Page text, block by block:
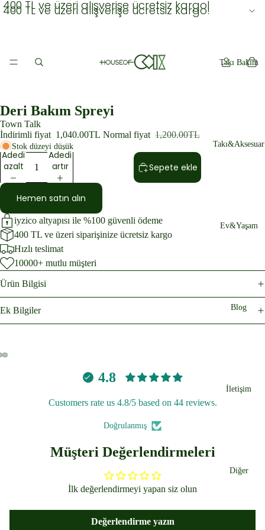
400 TL ve üzeri alışverişe ücretsiz kargo!
400 TL ve üzeri alışverişe ücretsiz kargo!
Takı Bakım
Takı&Aksesuar
Ev&Yaşam
Blog
İletişim
Diğer
Deri Bakım Spreyi
Town Talk
İndirimli fiyat 1,040.00TL Normal fiyat 1,200.00TL
Stok düzeyi düşük
Adedi
azalt
Adedi
artır
Sepete ekle
Hemen satın alın
iyzico altyapısı ile %100 güvenli ödeme
400 TL ve üzeri siparişinize ücretsiz kargo
Hızlı teslimat
10000+ mutlu müşteri
Ürün Bilgisi
Ek Bilgiler
4.8
Customers rate us 4.8/5 based on 44 reviews.
Doğrulanmış
Müşteri Değerlendirmeleri
İlk değerlendirmeyi yapan siz olun
Değerlendirme yazın